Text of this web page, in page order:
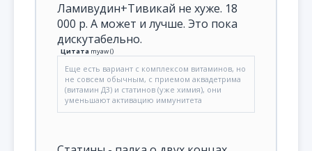
Ламивудин+Тивикай не хуже. 18
000 р. А может и лучше. Это пока
дискутабельно.
Цитата myaw()
Еще есть вариант с комплексом витаминов, но
не совсем обычным, с приемом аквадетрима
(витамин Д3) и статинов (уже химия), они
уменьшают активацию иммунитета